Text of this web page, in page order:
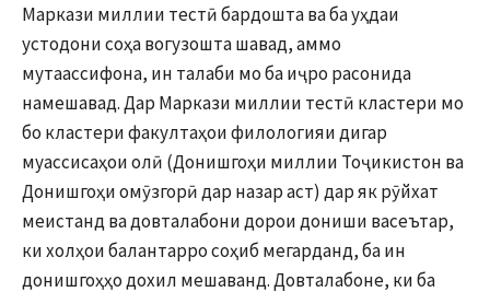
Маркази миллии тестӣ бардошта ва ба уҳдаи
устодони соҳа вогузошта шавад, аммо
мутаассифона, ин талаби мо ба иҷро расонида
намешавад. Дар Маркази миллии тестӣ кластери мо
бо кластери факултаҳои филологияи дигар
муассисаҳои олӣ (Донишгоҳи миллии Тоҷикистон ва
Донишгоҳи омӯзгорӣ дар назар аст) дар як рӯйхат
меистанд ва довталабони дорои дониши васеътар,
ки холҳои балантарро соҳиб мегарданд, ба ин
донишгоҳҳо дохил мешаванд. Довталабоне, ки ба